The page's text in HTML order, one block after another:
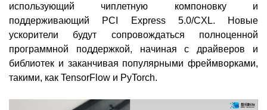
использующий чиплетную компоновку и
поддерживающий PCI Express 5.0/CXL. Новые
ускорители будут сопровождаться полноценной
программной поддержкой, начиная с драйверов и
библиотек и заканчивая популярными фреймворками,
такими, как TensorFlow и PyTorch.